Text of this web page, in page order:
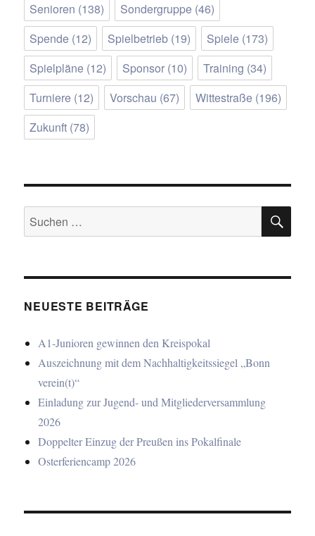
Senioren (138) Sondergruppe (46)
Spende (12) Spielbetrieb (19) Spiele (173)
Spielpläne (12) Sponsor (10) Training (34)
Turniere (12) Vorschau (67) Wittestraße (196)
Zukunft (78)
Suchen
nach:
NEUESTE BEITRÄGE
A1-Junioren gewinnen den Kreispokal
Auszeichnung mit dem Nachhaltigkeitssiegel „Bonn
verein(t)“
Einladung zur Jugend- und Mitgliederversammlung
2026
Doppelter Einzug der Preußen ins Pokalfinale
Osterferiencamp 2026